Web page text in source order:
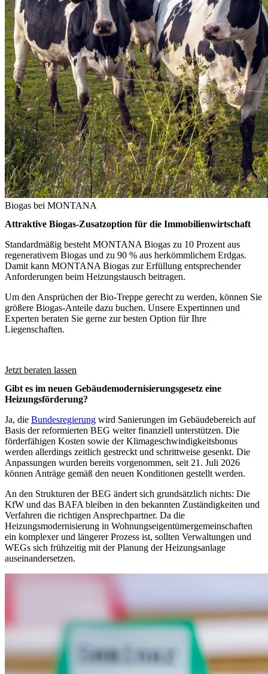
Biogas bei MONTANA
Attraktive Biogas-Zusatzoption für die Immobilienwirtschaft
Standardmäßig besteht MONTANA Biogas zu 10 Prozent aus
regenerativem Biogas und zu 90 % aus herkömmlichem Erdgas.
Damit kann MONTANA Biogas zur Erfüllung entsprechender
Anforderungen beim Heizungstausch beitragen.
Um den Ansprüchen der Bio-Treppe gerecht zu werden, können Sie
größere Biogas-Anteile dazu buchen. Unsere Expertinnen und
Experten beraten Sie gerne zur besten Option für Ihre
Liegenschaften.
Jetzt beraten lassen
Gibt es im neuen Gebäudemodernisierungsgesetz eine
Heizungsförderung?
Ja, die Bundesregierung wird Sanierungen im Gebäudebereich auf
Basis der reformierten BEG weiter finanziell unterstützen. Die
förderfähigen Kosten sowie der Klimageschwindigkeitsbonus
werden allerdings zeitlich gestreckt und schrittweise gesenkt. Die
Anpassungen wurden bereits vorgenommen, seit 21. Juli 2026
können Anträge gemäß den neuen Konditionen gestellt werden.
An den Strukturen der BEG ändert sich grundsätzlich nichts: Die
KfW und das BAFA bleiben in den bekannten Zuständigkeiten und
Verfahren die richtigen Ansprechpartner. Da die
Heizungsmodernisierung in Wohnungseigentümergemeinschaften
ein komplexer und längerer Prozess ist, sollten Verwaltungen und
WEGs sich frühzeitig mit der Planung der Heizungsanlage
auseinandersetzen.